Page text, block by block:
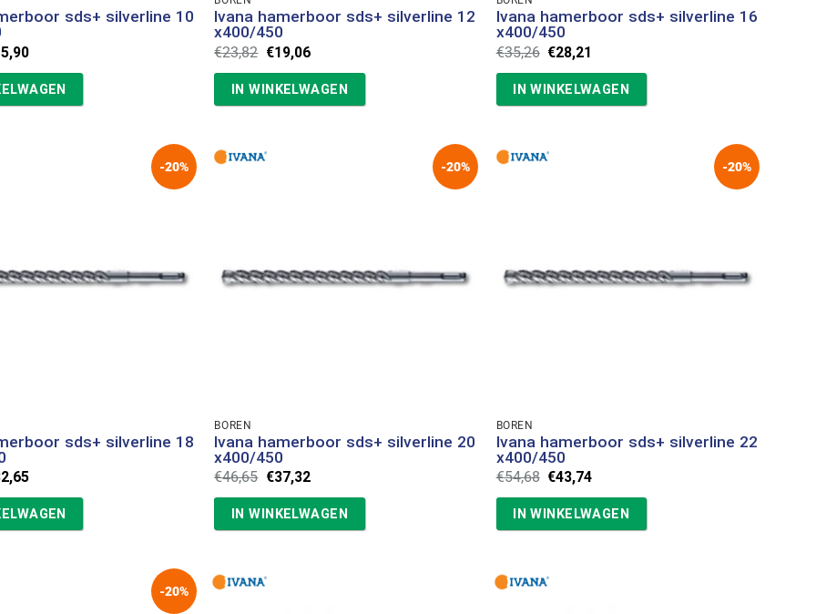
sds+ silverline 10
Huidige
is:
€15,90.
Ivana hamerboor sds+ silverline 12
x400/450
€23,82 Oorspronkelijke
prijs
was:
€23,82.
€19,06Huidige
is:
€19,06.
IN WINKELWAGEN
Ivana hamerboor sds+ silverline 16
x400/450
€35,26 Oorspronkelijke
prijs
was:
€35,26.
€28,21
is:
€28,21.
IN WINKELWAGEN
-20%
sds+ silverline 18
Huidige
€32,65.
-20%
BOREN
Ivana hamerboor sds+ silverline 20
x400/450
€46,65 Oorspronkelijke
prijs
€46,65.
€37,32Huidige
€37,32.
IN WINKELWAGEN
-20%
BOREN
Ivana hamerboor sds+ silverline 22
x400/450
€54,68 Oorspronkelijke
prijs
€54,68.
€43,74Huidige
€43,74.
IN WINKELWAGEN
-20%